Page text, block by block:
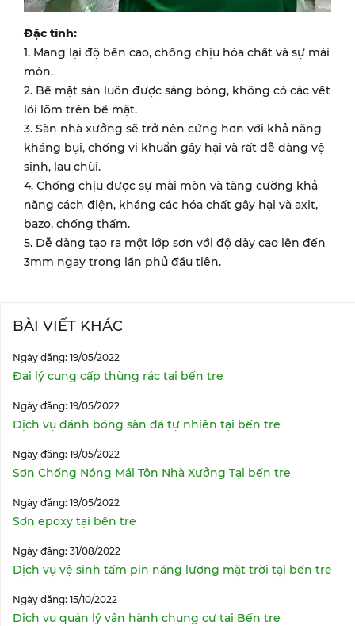
Đặc tính:
1. Mang lại độ bền cao, chống chịu hóa chất và sự mài
mòn.
2. Bề mặt sàn luôn được sáng bóng, không có các vết
lồi lõm trên bề mặt.
3. Sàn nhà xưởng sẽ trở nên cứng hơn với khả năng
kháng bụi, chống vi khuẩn gây hại và rất dễ dàng vệ
sinh, lau chùi.
4. Chống chịu được sự mài mòn và tăng cường khả
năng cách điện, kháng các hóa chất gây hại và axit,
bazo, chống thấm.
5. Dễ dàng tạo ra một lớp sơn với độ dày cao lên đến
3mm ngay trong lần phủ đầu tiên.
BÀI VIẾT KHÁC
Ngày đăng: 19/05/2022
Đại lý cung cấp thùng rác tại bến tre
Ngày đăng: 19/05/2022
Dịch vụ đánh bóng sàn đá tự nhiên tại bến tre
Ngày đăng: 19/05/2022
Sơn Chống Nóng Mái Tôn Nhà Xưởng Tại bến tre
Ngày đăng: 19/05/2022
Sơn epoxy tại bến tre
Ngày đăng: 31/08/2022
Dịch vụ vệ sinh tấm pin năng lượng mặt trời tại bến tre
Ngày đăng: 15/10/2022
Dịch vụ quản lý vận hành chung cư tại Bến tre